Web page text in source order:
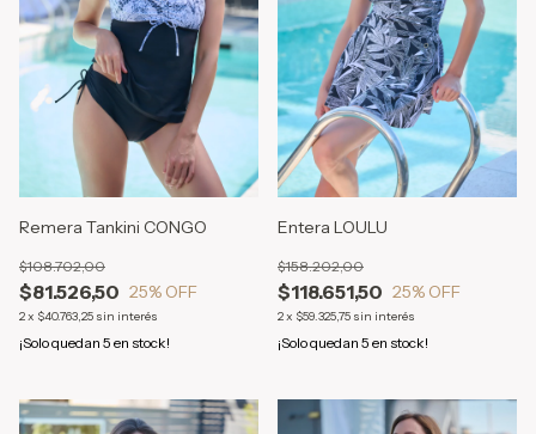
Remera Tankini CONGO
$81.526,50
$108.702,00
25% OFF
2x $40.763,25 sin interés
¡Solo quedan 5 en stock!
Entera LOULU
$118.651,50
$158.202,00
25% OFF
2x $59.325,75 sin interés
¡Solo quedan 5 en stock!